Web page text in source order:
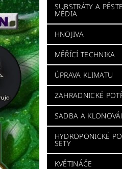
SUBSTRÁTY A
MÉDIA
HNOJIVA
MĚŘÍCÍ TECHNIKA
ÚPRAVA KLIMATU
ZAHRADNICKÉ
SADBA A
HYDROPONICKÉ
SETY
KVĚTINÁČE